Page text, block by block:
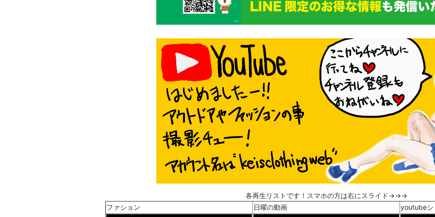
各再生リストです！スマホの方は右にスライド→→→
ファション
日曜の動画 youtubeシ